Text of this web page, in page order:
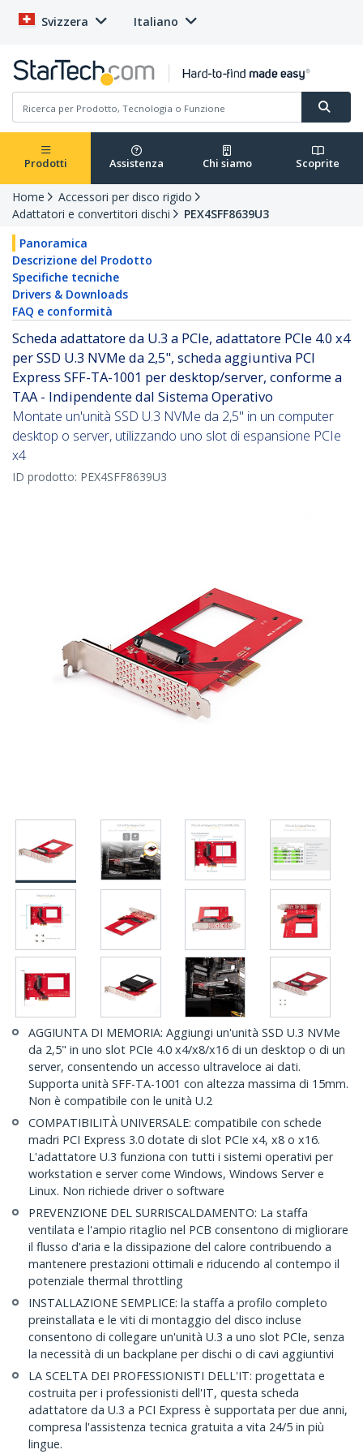
Svizzera Italiano
Prodotti Assistenza Chi siamo Scoprite
Home
Accessori per disco rigido
Adattatori e convertitori dischi
PEX4SFF8639U3
Panoramica
Descrizione del Prodotto
Specifiche tecniche
Drivers & Downloads
FAQ e conformità
Scheda adattatore da U.3 a PCIe, adattatore PCIe 4.0 x4
per SSD U.3 NVMe da 2,5", scheda aggiuntiva PCI
Express SFF-TA-1001 per desktop/server, conforme a
TAA - Indipendente dal Sistema Operativo
Montate un'unità SSD U.3 NVMe da 2,5" in un computer
desktop o server, utilizzando uno slot di espansione PCIe
x4
ID prodotto: PEX4SFF8639U3
AGGIUNTA DI MEMORIA: Aggiungi un'unità SSD U.3 NVMe
da 2,5" in uno slot PCIe 4.0 x4/x8/x16 di un desktop o di un
server, consentendo un accesso ultraveloce ai dati.
Supporta unità SFF-TA-1001 con altezza massima di 15mm.
Non è compatibile con le unità U.2
COMPATIBILITÀ UNIVERSALE: compatibile con schede
madri PCI Express 3.0 dotate di slot PCIe x4, x8 o x16.
L'adattatore U.3 funziona con tutti i sistemi operativi per
workstation e server come Windows, Windows Server e
Linux. Non richiede driver o software
PREVENZIONE DEL SURRISCALDAMENTO: La staffa
ventilata e l'ampio ritaglio nel PCB consentono di migliorare
il flusso d'aria e la dissipazione del calore contribuendo a
mantenere prestazioni ottimali e riducendo al contempo il
potenziale thermal throttling
INSTALLAZIONE SEMPLICE: la staffa a profilo completo
preinstallata e le viti di montaggio del disco incluse
consentono di collegare un'unità U.3 a uno slot PCIe, senza
la necessità di un backplane per dischi o di cavi aggiuntivi
LA SCELTA DEI PROFESSIONISTI DELL'IT: progettata e
costruita per i professionisti dell'IT, questa scheda
adattatore da U.3 a PCI Express è supportata per due anni,
compresa l'assistenza tecnica gratuita a vita 24/5 in più
lingue.